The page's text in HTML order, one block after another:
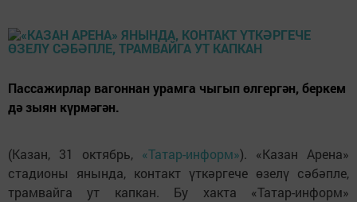
Пассажирлар вагоннан урамга чыгып өлгергән, беркем
дә зыян күрмәгән.
(Казан, 31 октябрь, «Татар-информ»). «Казан Арена»
стадионы янында, контакт үткәргече өзелү сәбәпле,
трамвайга ут капкан. Бу хакта «Татар-информ»